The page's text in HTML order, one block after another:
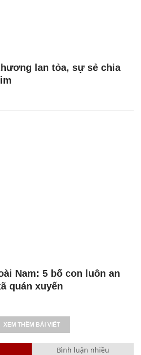
lan tỏa, sự sẻ chia
Nam: 5 bố con luôn an
quán xuyến
XEM THÊM BÀI VIẾT
Bình luận nhiều